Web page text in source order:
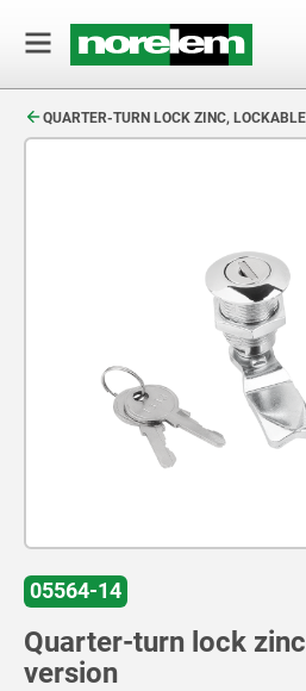
QUARTER-TURN LOCK ZINC,
05564-14
Quarter-turn lock
version